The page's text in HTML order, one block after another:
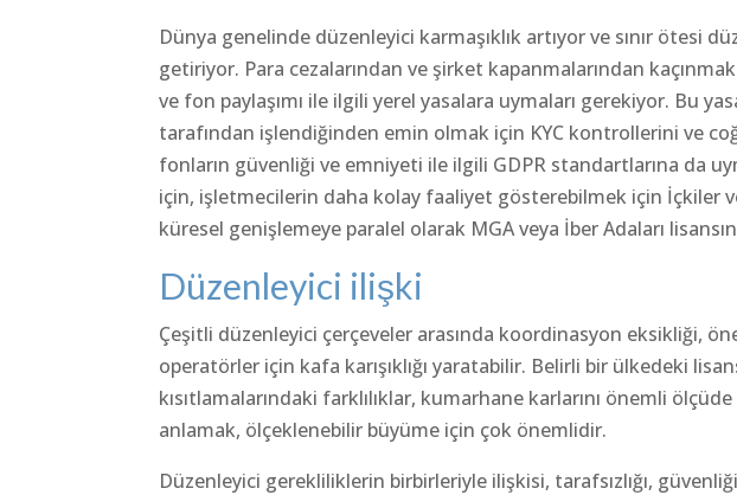
Dünya genelinde düzenleyici karmaşıklık artıyor ve sınır ötesi
getiriyor. Para cezalarından ve şirket kapanmalarından
ve fon paylaşımı ile ilgili yerel yasalara uymaları gerekiyor. Bu
tarafından işlendiğinden emin olmak için KYC kontrollerini ve
fonların güvenliği ve emniyeti ile ilgili GDPR standartlarına da
için, işletmecilerin daha kolay faaliyet gösterebilmek için İçkiler
küresel genişlemeye paralel olarak MGA veya İber Adaları
Düzenleyici ilişki
Çeşitli düzenleyici çerçeveler arasında koordinasyon eksikliği,
operatörler için kafa karışıklığı yaratabilir. Belirli bir ülkedeki
kısıtlamalarındaki farklılıklar, kumarhane karlarını önemli ölçüde
anlamak, ölçeklenebilir büyüme için çok önemlidir.
Düzenleyici gerekliliklerin birbirleriyle ilişkisi, tarafsızlığı,